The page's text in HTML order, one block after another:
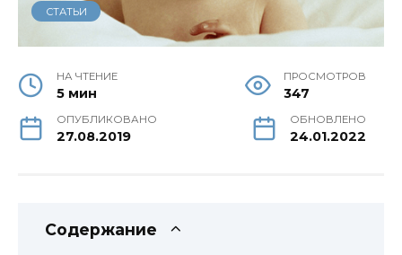
СТАТЬИ
НА ЧТЕНИЕ
5 мин
ПРОСМОТРОВ
347
ОПУБЛИКОВАНО
27.08.2019
ОБНОВЛЕНО
24.01.2022
Содержание